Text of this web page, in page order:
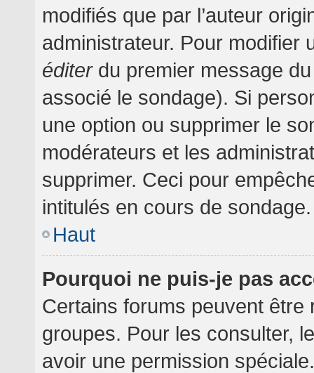
modifiés que par l’auteur
administrateur. Pour modifier
éditerdu premier message
associé le sondage). Si
une option ou supprimer le
modérateurs et les
supprimer. Ceci pour
intitulés en cours de sondage.
Haut
Pourquoi ne puis-je pas
Certains forums peuvent
groupes. Pour les consulter,
avoir une permission